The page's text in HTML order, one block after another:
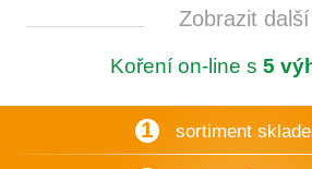
Zobrazit další
Koření on-line s 5
1 sortiment